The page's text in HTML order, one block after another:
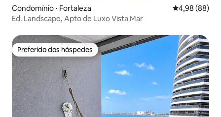
Condomínio ⋅ Fortaleza 4,98 de uma
4,98 (88)
Ed. Landscape, Apto de Luxo Vista Mar
Preferido dos hóspedes
Preferido dos hóspedes